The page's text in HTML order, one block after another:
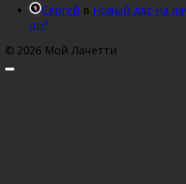
Сергей в Новый двс на
он?
© 2026 Мой Лачетти